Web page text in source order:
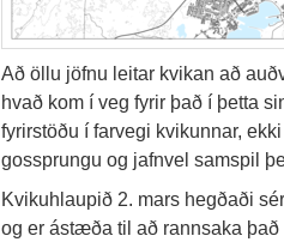
Að öllu jöfnu leitar kvikan að
hvað kom í veg fyrir það í þetta
fyrirstöðu í farvegi kvikunnar,
gossprungu og jafnvel samspil
Kvikuhlaupið 2. mars hegðaði
og er ástæða til að rannsaka